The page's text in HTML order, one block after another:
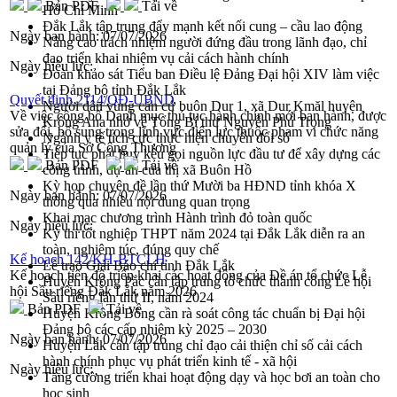
Hồ Chí Minh
Đắk Lắk tập trung đẩy mạnh kết nối cung – cầu lao động
Nâng cao trách nhiệm người đứng đầu trong lãnh đạo, chỉ
đạo triển khai nhiệm vụ cải cách hành chính
Đoàn khảo sát Tiểu ban Điều lệ Đảng Đại hội XIV làm việc
tại Đảng bộ tỉnh Đắk Lắk
Người dân vùng căn cứ buôn Dur 1, xã Dur Kmăl huyện
Krông Ana nhớ về Tổng Bí thư Nguyễn Phú Trọng
Ngành y tế tích cực thực hiện chuyển đổi số
Tiếp tục phát huy kêu gọi nguồn lực đầu tư để xây dựng các
công trình, dự án của thị xã Buôn Hồ
Kỳ họp chuyên đề lần thứ Mười ba HĐND tỉnh khóa X
thông qua nhiều nội dung quan trọng
Khai mạc chương trình Hành trình đỏ toàn quốc
Kỳ thi tốt nghiệp THPT năm 2024 tại Đắk Lắk diễn ra an
toàn, nghiêm túc, đúng quy chế
Lễ trao Giải Báo chí tỉnh Đắk Lắk
Huyện Krông Pắc cần tập trung tổ chức thành công Lễ hội
Sầu riêng lần thứ II, năm 2024
Huyện Krông Bông cần rà soát công tác chuẩn bị Đại hội
Đảng bộ các cấp nhiệm kỳ 2025 – 2030
Huyện Lắk cần tập trung chỉ đạo cải thiện chỉ số cải cách
hành chính phục vụ phát triển kinh tế - xã hội
Tăng cường triển khai hoạt động dạy và học bơi an toàn cho
học sinh
Bản PDF
Tải về
Ngày ban hành:07/07/2026
Ngày hiệu lực:
Quyết định 2114/QĐ-UBND
Về việc công bố Danh mục thủ tục hành chính mới ban hành, được
sửa đổi, bổ sung trong lĩnh vực điện lực thuộc phạm vi chức năng
quản lý của Sở Công Thương
Bản PDF
Tải về
Ngày ban hành:07/07/2026
Ngày hiệu lực:
Kế hoạch 142/KH-BTCLH
Kế hoạch tiến độ triển khai các hoạt động của Đề án tổ chức Lễ
hội Sầu riêng Đắk Lắk năm 2026
Bản PDF
Tải về
Ngày ban hành:07/07/2026
Ngày hiệu lực: